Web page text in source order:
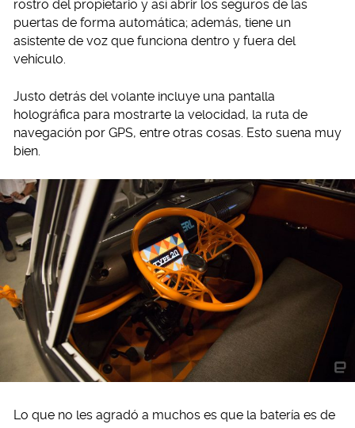
rostro del propietario y así abrir los seguros de las
puertas de forma automática; además, tiene un
asistente de voz que funciona dentro y fuera del
vehículo.
Justo detrás del volante incluye una pantalla
holográfica para mostrarte la velocidad, la ruta de
navegación por GPS, entre otras cosas. Esto suena muy
bien.
Lo que no les agradó a muchos es que la batería es de